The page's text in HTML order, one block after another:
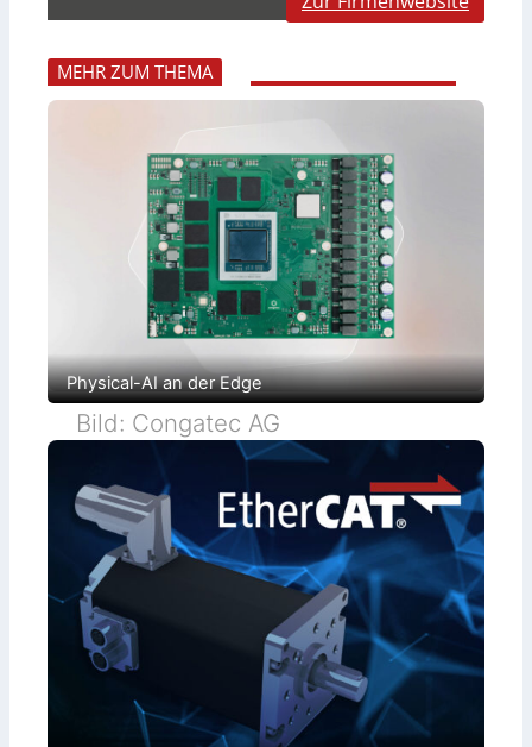
MEHR ZUM THEMA
Physical-AI an der Edge
Bild: Congatec AG